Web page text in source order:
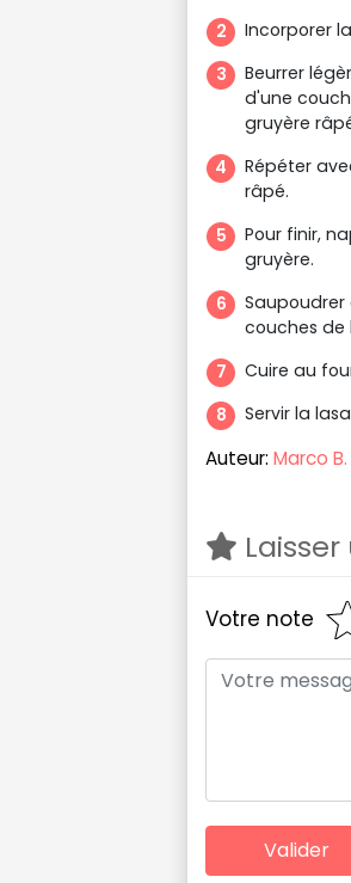
Incorporer
Beurrer
d'une
gruyère
Répéter
râpé.
Pour finir,
gruyère.
couches de
Cuire au
Servir la
Auteur: Marco B.
Votre note